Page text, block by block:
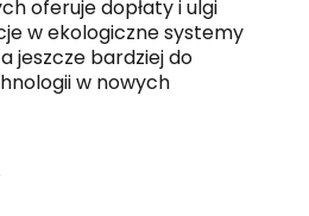
oferuje dopłaty i ulgi
w ekologiczne systemy
jeszcze bardziej do
w nowych